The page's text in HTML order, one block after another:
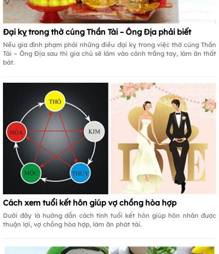
Đại kỵ trong thờ cúng Thần Tài – Ông Địa phải biết
Nếu gia đình phạm phải những điều đại kỵ trong việc thờ cúng Thần
Tài – Ông Địa sau thì gia chủ sẽ lâm vào cảnh trắng tay, làm ăn thất
bát.
Cách xem tuổi kết hôn giúp vợ chồng hòa hợp
Dưới đây là hướng dẫn cách tính tuổi kết hôn giúp hôn nhân được
thuận lợi, vợ chồng hòa hợp, làm ăn phát tài.